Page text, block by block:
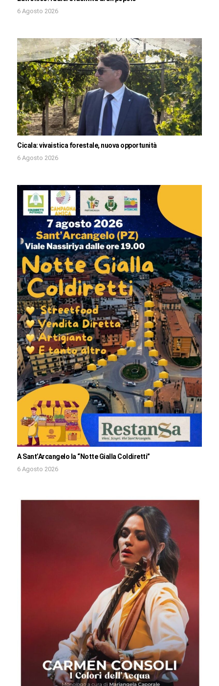
6 Agosto 2026
Cicala: vivaistica forestale, nuova opportunità
6 Agosto 2026
A Sant’Arcangelo la “Notte Gialla Coldiretti”
6 Agosto 2026